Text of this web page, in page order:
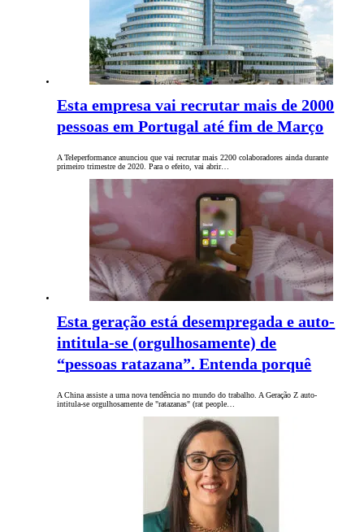
Esta empresa vai recrutar mais de 2000
pessoas em Portugal até fim de Março
A Teleperformance anunciou que vai recrutar mais 2200 colaboradores ainda durante
primeiro trimestre de 2020. Para o efeito, vai abrir…
Esta geração está desempregada e auto-
intitula-se (orgulhosamente) de
“pessoas ratazana”. Entenda porquê
A China assiste a uma nova tendência no mundo do trabalho. A Geração Z auto-
intitula-se orgulhosamente de "ratazanas" (rat people…